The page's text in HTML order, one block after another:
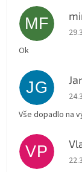
MF
Ok
JG
Vše dopadlo na
VP